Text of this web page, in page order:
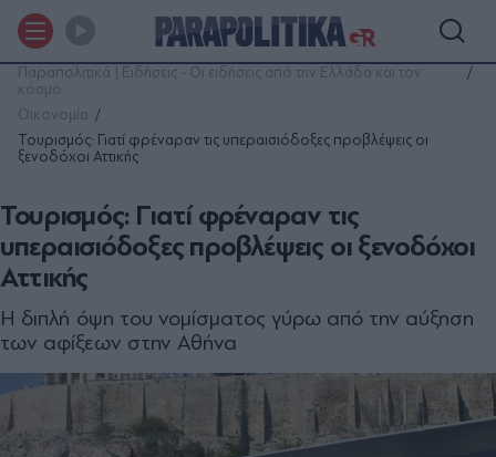
Παραπολιτικά | Ειδήσεις - Οι ειδήσεις από την Ελλάδα και τον
κόσμο
Οικονομία
Τουρισμός: Γιατί φρέναραν τις υπεραισιόδοξες προβλέψεις οι
ξενοδόχοι Αττικής
Τουρισμός: Γιατί φρέναραν τις
υπεραισιόδοξες προβλέψεις οι ξενοδόχοι
Αττικής
Η διπλή όψη του νομίσματος γύρω από την αύξηση
των αφίξεων στην Αθήνα